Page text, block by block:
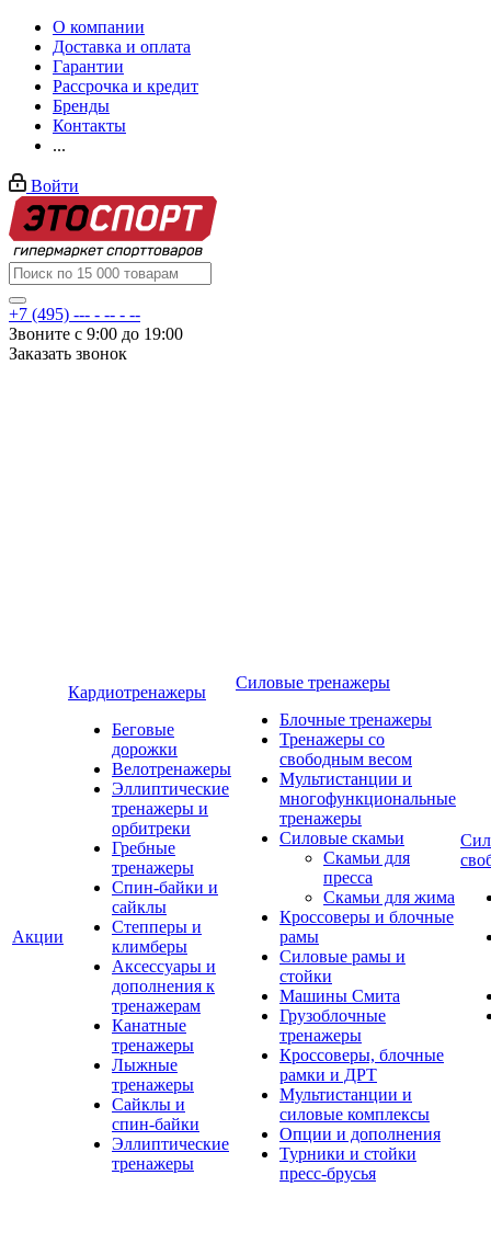
О компании
Доставка и оплата
Гарантии
Рассрочка и кредит
Бренды
Контакты
...
Войти
+7 (495) --- - -- - --
Звоните с 9:00 до 19:00
Заказать звонок
Акции
Кардиотренажеры
Беговые
дорожки
Велотренажеры
Эллиптические
тренажеры и
орбитреки
Гребные
тренажеры
Спин-байки и
сайклы
Степперы и
климберы
Аксессуары и
дополнения к
тренажерам
Канатные
тренажеры
Лыжные
тренажеры
Сайклы и
спин-байки
Эллиптические
тренажеры
Силовые тренажеры
Блочные тренажеры
Тренажеры со
свободным весом
Мультистанции и
многофункциональные
тренажеры
Силовые скамьи
Скамьи для
пресса
Скамьи для жима
Кроссоверы и блочные
рамы
Силовые рамы и
стойки
Машины Смита
Грузоблочные
тренажеры
Кроссоверы, блочные
рамки и ДРТ
Мультистанции и
силовые комплексы
Опции и дополнения
Турники и стойки
пресс-брусья